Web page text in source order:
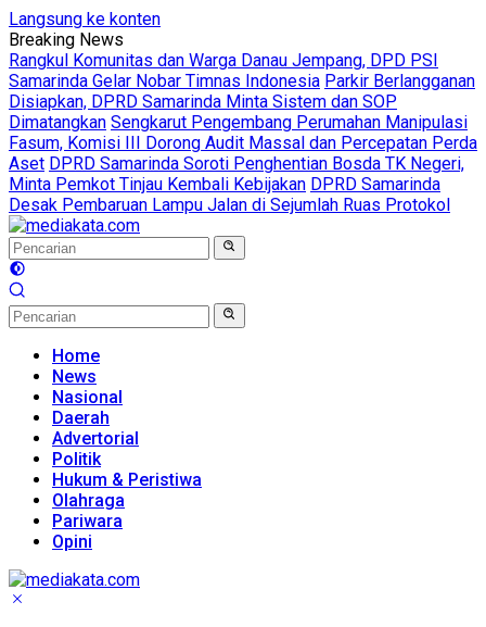
Langsung ke konten
Breaking News
Rangkul Komunitas dan Warga Danau Jempang, DPD PSI
Samarinda Gelar Nobar Timnas Indonesia Parkir Berlangganan
Disiapkan, DPRD Samarinda Minta Sistem dan SOP
Dimatangkan Sengkarut Pengembang Perumahan Manipulasi
Fasum, Komisi III Dorong Audit Massal dan Percepatan Perda
Aset DPRD Samarinda Soroti Penghentian Bosda TK Negeri,
Minta Pemkot Tinjau Kembali Kebijakan DPRD Samarinda
Desak Pembaruan Lampu Jalan di Sejumlah Ruas Protokol
Home
News
Nasional
Daerah
Advertorial
Politik
Hukum & Peristiwa
Olahraga
Pariwara
Opini